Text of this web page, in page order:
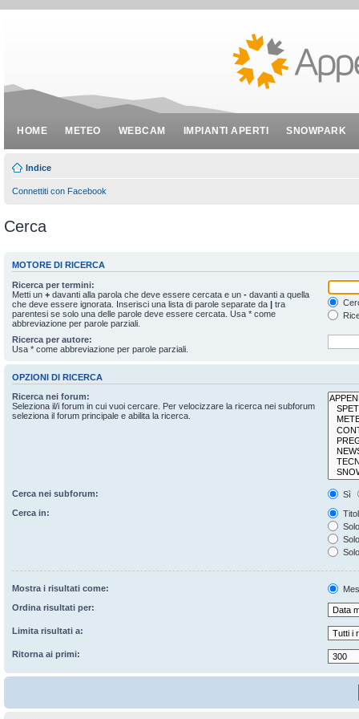
HOME METEO WEBCAM IMPIANTI APERTI SNOWPARK
Indice
Connettiti con Facebook
Cerca
MOTORE DI RICERCA
Ricerca per termini:
Metti un + davanti alla parola che deve essere cercata e un - davanti a quella
che deve essere ignorata. Inserisci una lista di parole separate da | tra
parentesi se solo una delle parole deve essere cercata. Usa * come
abbreviazione per parole parziali.
Ricerca per autore:
Usa * come abbreviazione per parole parziali.
OPZIONI DI RICERCA
Ricerca nei forum:
Seleziona il/i forum in cui vuoi cercare. Per velocizzare la ricerca nei subforum
seleziona il forum principale e abilita la ricerca.
Cerca nei subforum:
Sì
Cerca in:
Mostra i risultati come:
Ordina risultati per:
Limita risultati a:
Ritorna ai primi: